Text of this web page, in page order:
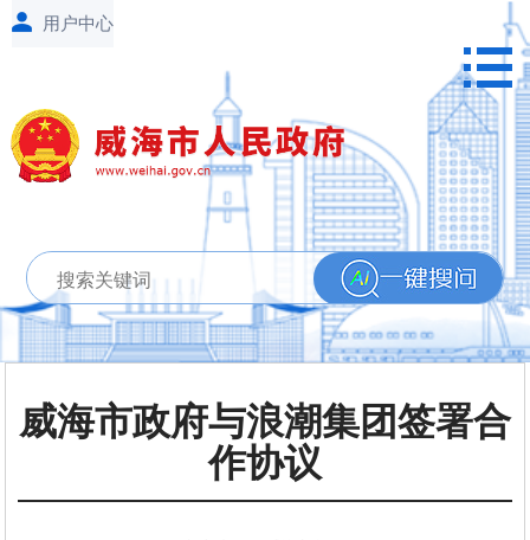
威海市政府与浪潮集团签署合
作协议